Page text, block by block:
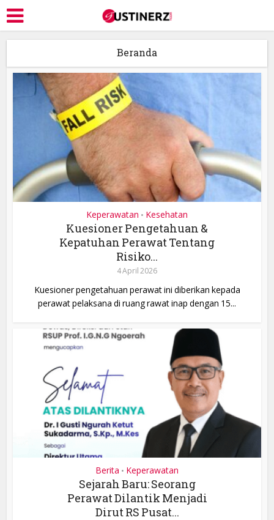
Beranda
Keperawatan • Kesehatan
Kuesioner Pengetahuan &
Kepatuhan Perawat Tentang
Risiko...
4 April 2026
Kuesioner pengetahuan perawat ini diberikan kepada
perawat pelaksana di ruang rawat inap dengan 15...
Berita • Keperawatan
Sejarah Baru: Seorang
Perawat Dilantik Menjadi
Dirut RS Pusat...